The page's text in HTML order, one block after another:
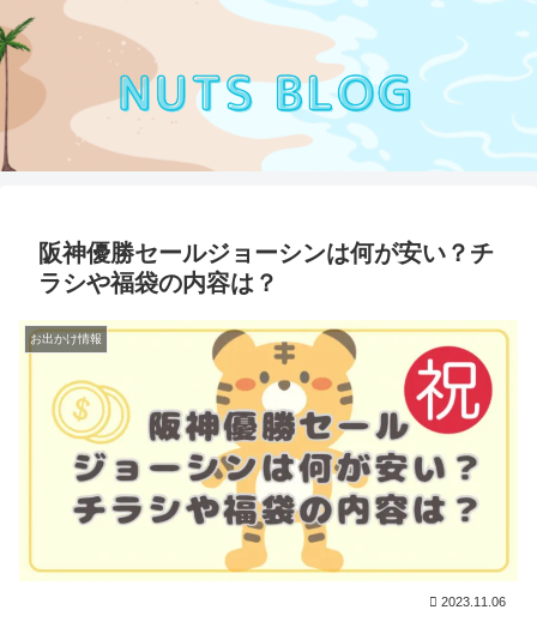
阪神優勝セールジョーシンは何が安い？チ
ラシや福袋の内容は？
お出かけ情報
2023.11.06